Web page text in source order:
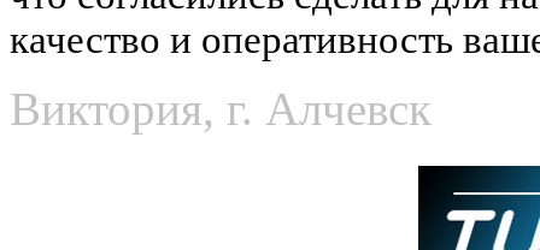
качество и оперативность
Виктория, г. Алчевск